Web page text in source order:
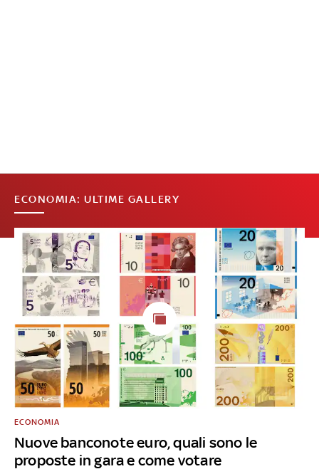
ECONOMIA: ULTIME GALLERY
Nuove banconote euro, quali sono le
proposte in gara e come votare
ECONOMIA